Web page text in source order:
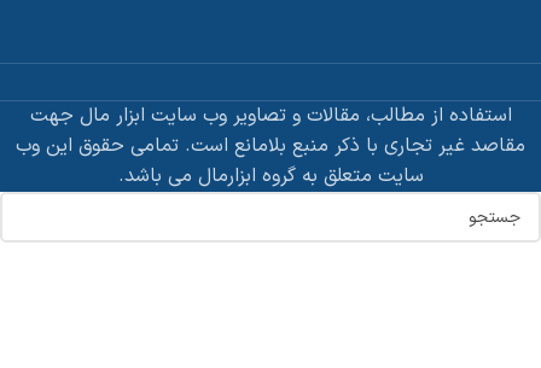
استفاده از مطالب، مقالات و تصاویر وب سایت ابزار مال جهت
مقاصد غیر تجاری با ذکر منبع بلامانع است. تمامی حقوق این وب
سایت متعلق به گروه ابزارمال می باشد.